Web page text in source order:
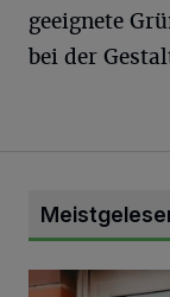
geeignete
bei der
DRK